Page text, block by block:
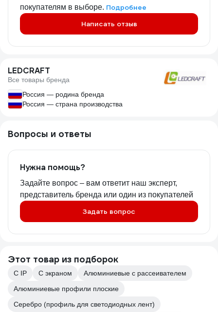
покупателям в выборе. Подробнее
Написать отзыв
LEDCRAFT
Все товары бренда
Россия — родина бренда
Россия — страна производства
Вопросы и ответы
Нужна помощь?
Задайте вопрос – вам ответит наш эксперт,
представитель бренда или один из покупателей
Задать вопрос
Этот товар из подборок
С IP С экраном
Алюминиевые с рассеивателем
Алюминиевые профили плоские
Серебро (профиль для светодиодных лент)